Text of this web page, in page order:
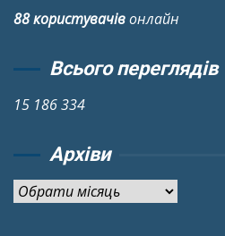
88 користувачівонлайн
Всього переглядів
15 186 334
Архіви
Архіви